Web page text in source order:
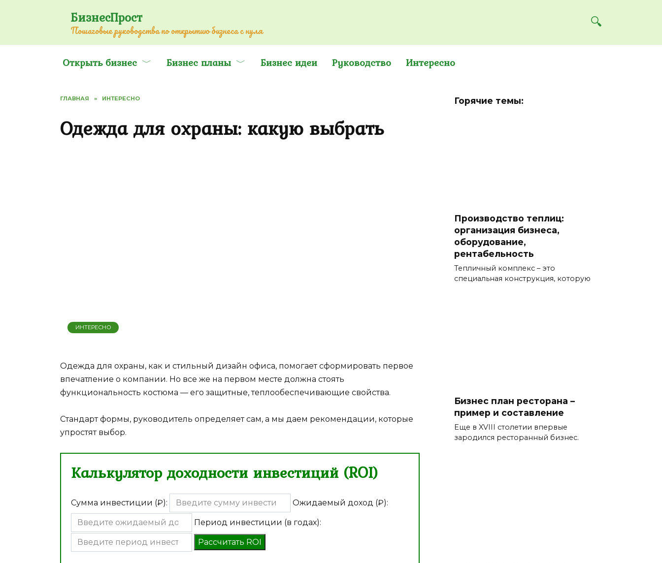
БизнесПрост
Пошаговые руководства по открытию бизнеса с нуля
Открыть бизнес Бизнес планы Бизнес идеи Руководство Интересно
ГЛАВНАЯ » ИНТЕРЕСНО
Одежда для охраны: какую выбрать
ИНТЕРЕСНО
Одежда для охраны, как и стильный дизайн офиса, помогает сформировать первое
впечатление о компании. Но все же на первом месте должна стоять
функциональность костюма — его защитные, теплообеспечивающие свойства.
Стандарт формы, руководитель определяет сам, а мы даем рекомендации, которые
упростят выбор.
Калькулятор доходности инвестиций (ROI)
Сумма инвестиции (₽): Ожидаемый доход (₽):
Период инвестиции (в годах):
Рассчитать ROI
Горячие темы:
Производство теплиц:
организация бизнеса,
оборудование,
рентабельность
Тепличный комплекс – это
специальная конструкция, которую
Бизнес план ресторана –
пример и составление
Еще в XVIII столетии впервые
зародился ресторанный бизнес.